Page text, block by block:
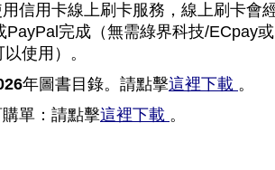
信用卡線上刷卡服務，線上刷卡會
PayPal完成（無需綠界科技/ECpay或
使用）。
年圖書目錄。請點擊這裡下載 。
單：請點擊這裡下載 。